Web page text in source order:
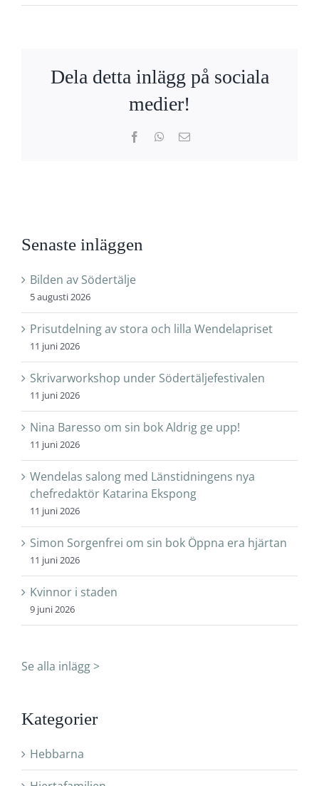
Dela detta inlägg på sociala
medier!
FacebookWhatsApp
E-
Senaste inläggen
Bilden av Södertälje
5 augusti 2026
Prisutdelning av stora och lilla Wendelapriset
11 juni 2026
Skrivarworkshop under Södertäljefestivalen
11 juni 2026
Nina Baresso om sin bok Aldrig ge upp!
11 juni 2026
Wendelas salong med Länstidningens nya
chefredaktör Katarina Ekspong
11 juni 2026
Simon Sorgenfrei om sin bok Öppna era hjärtan
11 juni 2026
Kvinnor i staden
9 juni 2026
Se alla inlägg >
Kategorier
Hebbarna